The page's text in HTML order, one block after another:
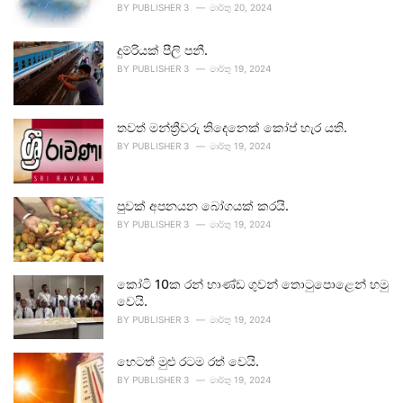
BY PUBLISHER 3 මාර්තු 20, 2024
දුම්රියක් පීලි පනී.
BY PUBLISHER 3 මාර්තු 19, 2024
තවත් මන්ත්‍රීවරු තිදෙනෙක් කෝප් හැර යති.
BY PUBLISHER 3 මාර්තු 19, 2024
පුවක් අපනයන බෝගයක් කරයි.
BY PUBLISHER 3 මාර්තු 19, 2024
කෝටි 10ක රන් භාණ්ඩ ගුවන් තොටුපොළෙන් හමු
වෙයි.
BY PUBLISHER 3 මාර්තු 19, 2024
හෙටත් මුළු රටම රත් වෙයි.
BY PUBLISHER 3 මාර්තු 19, 2024